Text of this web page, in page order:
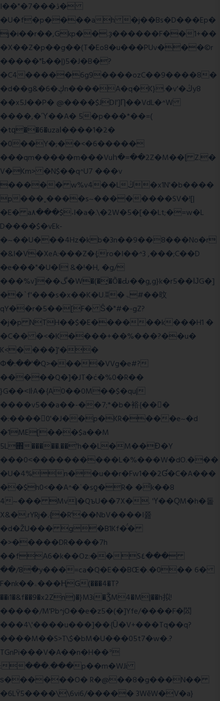
I��"�7 ���ڎ�
�U�f�p����ah �j��Bs�D���Ep�
j�i��r��,Gkp��.ҙ������F��1+��
�X��Z�p��g��(T�Eo8�u���PUv���©r
�����"ҍ��|)5�J�B�?
�C4�����6g9����ozC��9����8�
�d��g&�6�ڮn����A�q�K}.�v'�ڭy8
��x5J��P� @����$JDI']Ƞ��VdL�^W
����,�Ύ��A� 5�p���*��=(
�tԛ��6�uzaІ����1�2�
�0��Y�;��<�6�����
���qm�����m���Vuհ�=��2Z�M��ɭ Z.�
V�Km> �N$��q^U7 ���v
����� w%v4��Lڭ�x1N'�b����
p���˿����s~��������SV�![|
�E� a٨���$˖I�a�.\�2W�5�[��Lt;�=w�L
D����$�vEk-
�~��U���4Hz�kb�3n��9��8���No�r
�&I�V�XeA:���Z�{;ro�I��^3 ,���;C��D
�e���"�U�ǀ &�!�H, �g/
���%v]��گ�W�(�̟�Õ�Ԃ��g,g}k�r5��ĲG�]
��`f'���s�x��K�U.ʬ�ۃ#��旼
qY��r�5��[F� Ŝ�"#�-gZ?
�j�p NTH��$�E������k���H1 �
�C�� �<�K����+��%���?��u�
K<����]'��
Փ�:��'�Q>����VVg�e#?
�����Q�]�JT�݁c�%0�R��
}G��˂IŀA�{A0��0M��$�qu|
����v5��a��-��7;*�b�裕{���ً
�:����0'�J��p�KR����e~�d
�1ME[���$a��M
5L΋�����.��'h��L�M��Ɖ�Y
���0˂����������L�%���W�dO.���
�U�4%n��u��r�Fw1��2Ɠ�C�A���
��$h0<��A^�ʿ�sƍ�R� �͗k��8
4~��� Mv|�QъU��7X�. 'Ү��ԚM�h�돝
X&�.rYRj�.{�R'��NbV����I쯆
�d�ŽU��� g�B1Kf�̈́�
�>�����DR����7h
��fA6�k��Oz:��S٤���
��/8�y���=ca�Q�E��BŒ�.�0�� 6�
F�nk��ۦ���ҢG(���4�T?
��i1�&f��9�x2Zn)�}M3i�ǮM4�M|��h拟!
�����/M'Pb^jO��e�z5�(�]Yfe/����F�閦
���4\'����u���]��{Ȕ�V+���Tq��q?
����M��S>T\$�bM�U���05t7�w�.?
TGnPi���V�A��n�H��ᐣ
:���.���p��m�WJi
ѕ������O� R�@��8�g���N��
�6LŸ5����\\6vi6/����� 3WěW�V�a}